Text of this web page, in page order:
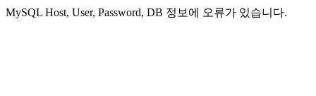
MySQL Host, User, Password, DB 정보에 오류가 있습니다.